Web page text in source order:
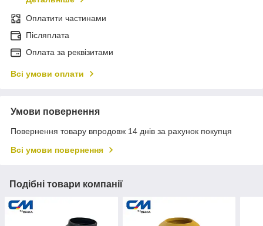
Оплатити частинами
Післяплата
Оплата за реквізитами
Всі умови оплати
Умови повернення
Повернення товару впродовж 14 днів за рахунок покупця
Всі умови повернення
Подібні товари компанії